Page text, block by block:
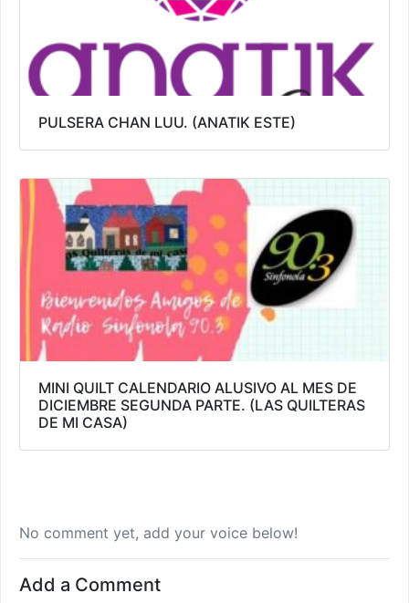
PULSERA CHAN LUU. (ANATIK ESTE)
MINI QUILT CALENDARIO ALUSIVO AL MES DE
DICIEMBRE SEGUNDA PARTE. (LAS QUILTERAS
DE MI CASA)
No comment yet, add your voice below!
Add a Comment